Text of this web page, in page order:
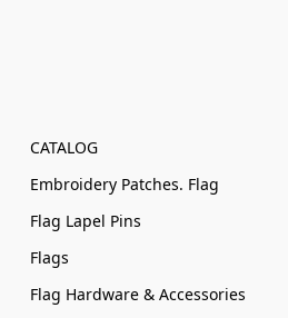
CATALOG
Embroidery Patches. Flag
Flag Lapel Pins
Flags
Flag Hardware & Accessories